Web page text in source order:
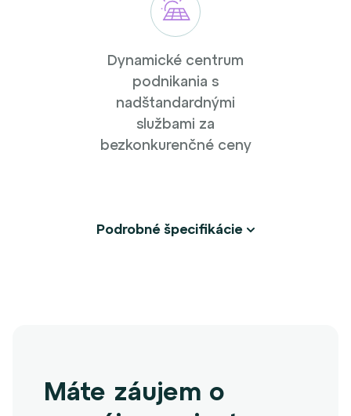
Dynamické centrum
podnikania s
nadštandardnými
službami za
bezkonkurenčné ceny
Podrobné špecifikácie
Máte záujem o